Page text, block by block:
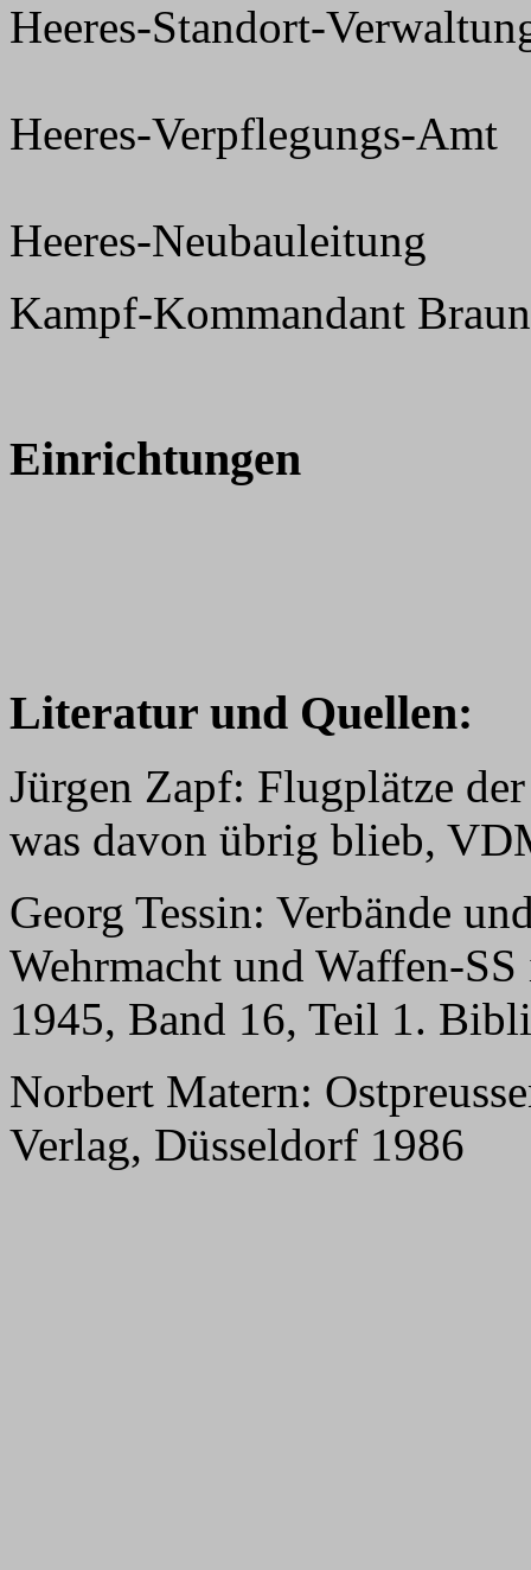
Heeres-Standort-
Heeres-Verpflegungs-Amt
Heeres-Neubauleitung
Kampf-Kommandant
Einrichtungen
Literatur und Quellen:
Jürgen Zapf: Flugplätze
was davon übrig blieb,
Georg Tessin: Verbände
Wehrmacht und Waffen-
1945, Band 16, Teil 1.
Norbert Matern:
Verlag, Düsseldorf 1986